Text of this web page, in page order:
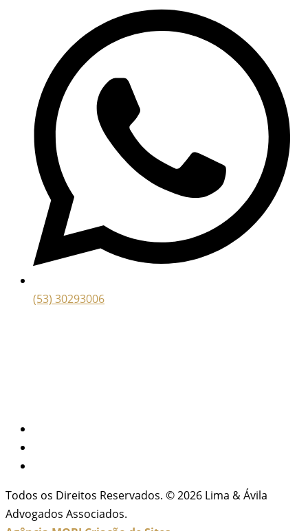
(53) 30293006
Todos os Direitos Reservados. © 2026 Lima & Ávila
Advogados Associados.